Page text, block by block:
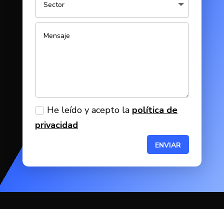
He leído y acepto la política de
privacidad
ENVIAR